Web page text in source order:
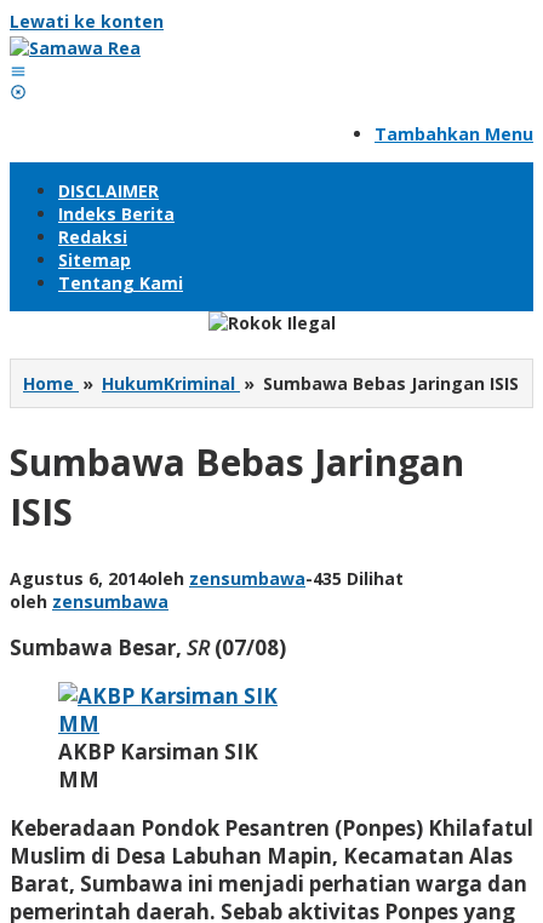
Lewati ke konten
Tambahkan Menu
DISCLAIMER
Indeks Berita
Redaksi
Sitemap
Tentang Kami
Home » HukumKriminal » Sumbawa Bebas Jaringan ISIS
Sumbawa Bebas Jaringan
ISIS
Agustus 6, 2014oleh zensumbawa-435 Dilihat
oleh zensumbawa
Sumbawa Besar, SR(07/08)
AKBP Karsiman SIK
MM
Keberadaan Pondok Pesantren (Ponpes) Khilafatul
Muslim di Desa Labuhan Mapin, Kecamatan Alas
Barat, Sumbawa ini menjadi perhatian warga dan
pemerintah daerah. Sebab aktivitas Ponpes yang